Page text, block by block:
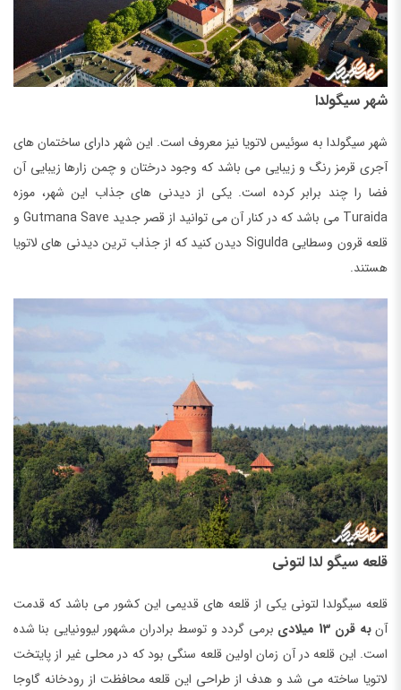
شهر سیگولدا
شهر سیگولدا به سوئیس لاتویا نیز معروف است. این شهر دارای ساختمان های
آجری قرمز رنگ و زیبایی می باشد که وجود درختان و چمن زارها زیبایی آن
فضا را چند برابر کرده است. یکی از دیدنی های جذاب این شهر، موزه
Turaida می باشد که در کنار آن می توانید از قصر جدید Gutmana Save و
قلعه قرون وسطایی Sigulda دیدن کنید که از جذاب ترین دیدنی های لاتویا
هستند.
قلعه سیگو لدا لتونی
قلعه سیگولدا لتونی یکی از قلعه های قدیمی این کشور می باشد که قدمت
آنبه قرن 13 میلادی
برمی گردد و توسط برادران مشهور لیوونیایی بنا شده
است. این قلعه در آن زمان اولین قلعه سنگی بود که در محلی غیر از پایتخت
لاتویا ساخته می شد و هدف از طراحی این قلعه محافظت از رودخانه گاوجا